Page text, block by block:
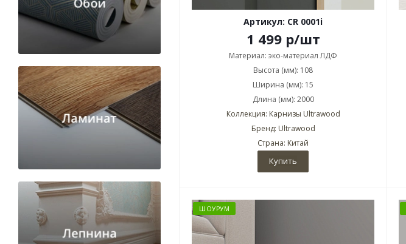
Артикул: CR 0001i
1 499р/шт
Материал: эко-материал ЛДФ
Высота (мм): 108
Ширина (мм): 15
Длина (мм): 2000
Коллекция: Карнизы Ultrawood
Бренд: Ultrawood
Страна: Китай
Купить
ШОУРУМ